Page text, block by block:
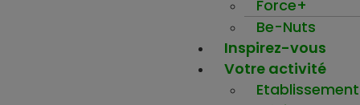
Force+
Be-Nuts
Inspirez-vous
Votre activité
Etablissement